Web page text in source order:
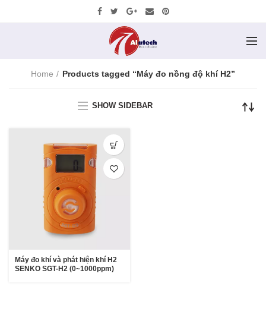
Home Products tagged “Máy đo nồng độ khí H2”
SHOW SIDEBAR
Máy đo khí và phát hiện khí H2
SENKO SGT-H2 (0~1000ppm)